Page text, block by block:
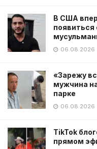
В США
появиться
06.08.2026
«Зарежу
мужчина
парке
06.08.2026
TikTok
прямом